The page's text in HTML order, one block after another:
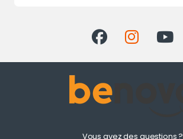
Vous avez des questions ?